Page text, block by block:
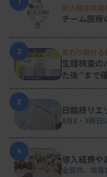
新人臨床検
チーム医療
2 変わり続け
生理検査
た後”まで
3
日臨技リエ
8月8・9両日
4
導入経費や
全医共、検査